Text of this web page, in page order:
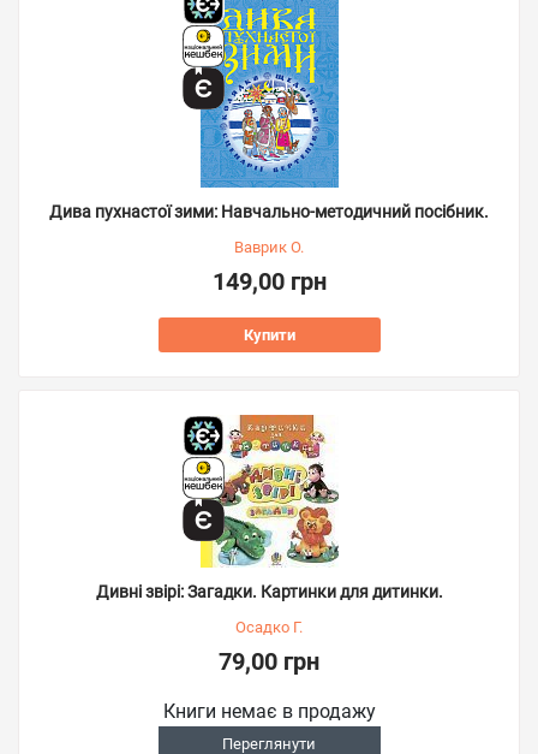
Дива пухнастої зими: Навчально-методичний посібник.
Ваврик О.
149,00 грн
Купити
Дивні звірі: Загадки. Картинки для дитинки.
Осадко Г.
79,00 грн
Книги немає в продажу
Переглянути